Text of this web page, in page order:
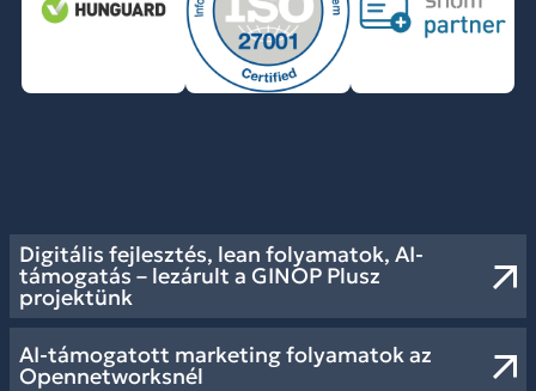
Digitális fejlesztés, lean folyamatok, AI-
támogatás – lezárult a GINOP Plusz
projektünk
AI-támogatott marketing folyamatok az
Opennetworksnél